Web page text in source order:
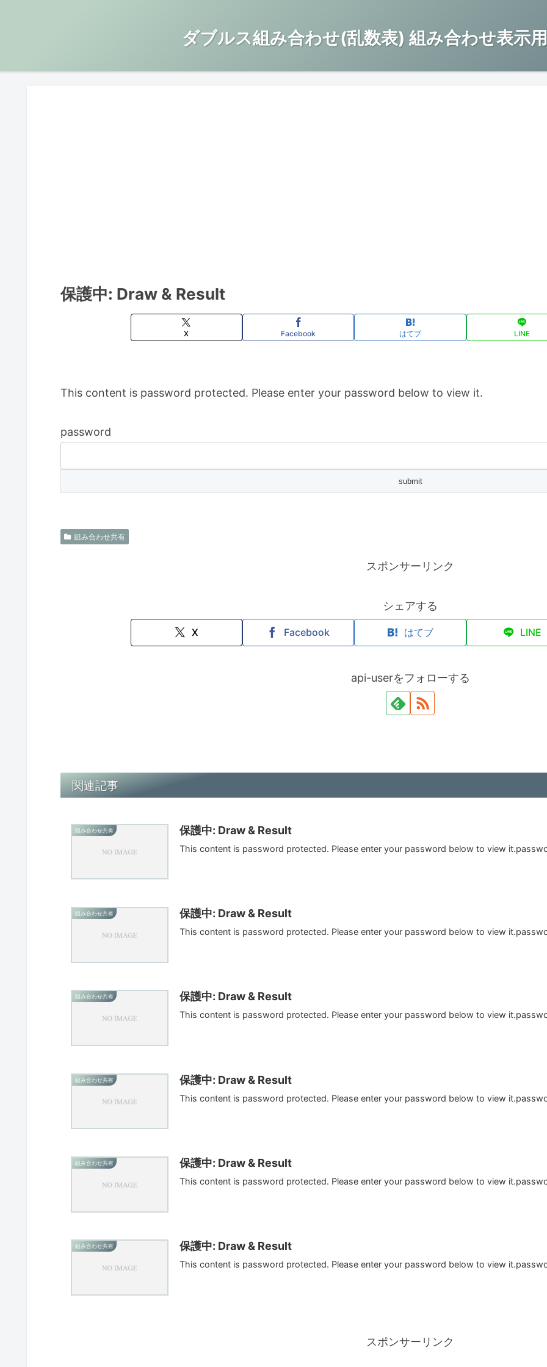
ダブルス組み合わせ(乱数表) 組み合わせ表示
保護中: Draw & Result
X Facebook はてブ LINE
This content is password protected. Please enter your password below to view it.
password
組み合わせ共有
スポンサーリンク
シェアする
X Facebook はてブ LINE
api-userをフォローする
関連記事
組み合わせ共有 保護中: Draw & Result
This content is password protected. Please enter your password below to view
組み合わせ共有 保護中: Draw & Result
This content is password protected. Please enter your password below to view
組み合わせ共有 保護中: Draw & Result
This content is password protected. Please enter your password below to view
組み合わせ共有 保護中: Draw & Result
This content is password protected. Please enter your password below to view
組み合わせ共有 保護中: Draw & Result
This content is password protected. Please enter your password below to view
組み合わせ共有 保護中: Draw & Result
This content is password protected. Please enter your password below to view
スポンサーリンク